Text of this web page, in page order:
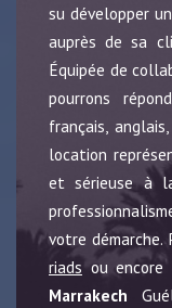
su développer
auprès de sa
Équipée de
pourrons
français,
location
et sérieuse à
votre démarche.
riads ou
Marrakech